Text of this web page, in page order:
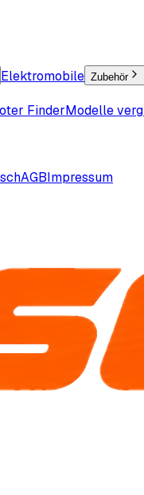
Elektromobile Zubehör
FinderModelle
AGBImpressum